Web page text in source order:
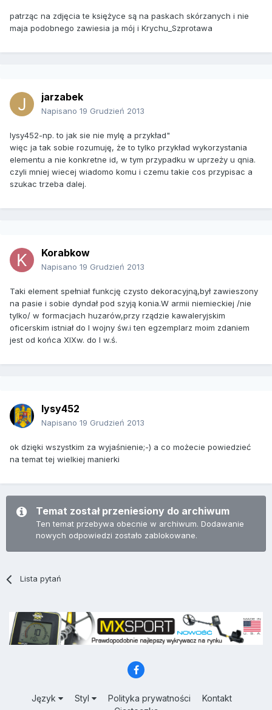
patrząc na zdjęcia te księżyce są na paskach skórzanych i nie
maja podobnego zawiesia ja mój i Krychu_Szprotawa
jarzabek
Napisano 19 Grudzień 2013
lysy452-np. to jak sie nie mylę a przykład"
więc ja tak sobie rozumuję, że to tylko przykład wykorzystania
elementu a nie konkretne id, w tym przypadku w uprzeży u qnia.
czyli mniej wiecej wiadomo komu i czemu takie cos przypisac a
szukac trzeba dalej.
Korabkow
Napisano 19 Grudzień 2013
Taki element spełniał funkcję czysto dekoracyjną,był zawieszony
na pasie i sobie dyndał pod szyją konia.W armii niemieckiej /nie
tylko/ w formacjach huzarów,przy rządzie kawaleryjskim
oficerskim istniał do I wojny św.i ten egzemplarz moim zdaniem
jest od końca XIXw. do I w.ś.
lysy452
Napisano 19 Grudzień 2013
ok dzięki wszystkim za wyjaśnienie;-) a co możecie powiedzieć
na temat tej wielkiej manierki
Temat został przeniesiony do archiwum
Ten temat przebywa obecnie w archiwum. Dodawanie
nowych odpowiedzi zostało zablokowane.
Lista pytań
Język Styl Polityka prywatności
Kontakt